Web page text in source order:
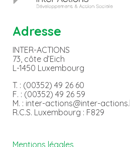
Adresse
INTER-ACTIONS
73, côte d’Eich
L-1450 Luxembourg
T. : (00352) 49 26 60
F. : (00352) 49 26 59
M. : inter-actions@inter-
R.C.S. Luxembourg : F829
Mentions légales